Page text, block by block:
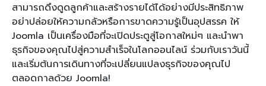
สามารถดึงดูดลูกค้าและสร้างรายได้ได้อย่างมีประสิทธิภาพ
อย่าปล่อยให้ความกลัวหรือการขาดความรู้เป็นอุปสรรค ให้
Joomla เป็นเครื่องมือที่จะเปิดประตูสู่โอกาสใหม่ๆ และนำพา
ธุรกิจของคุณไปสู่ความสำเร็จในโลกออนไลน์ ร่วมกับเราวันนี้
และเริ่มต้นการเดินทางที่จะเปลี่ยนแปลงธุรกิจของคุณไป
ตลอดกาลด้วย Joomla!